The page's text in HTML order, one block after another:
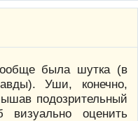
была шутка (в
Уши, конечно,
подозрительный
визуально оценить